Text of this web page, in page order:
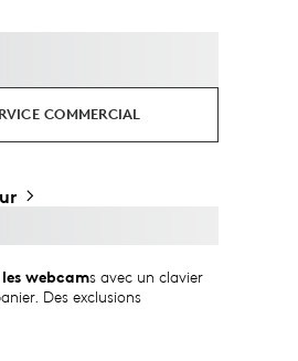
COMMERCIAL
webcams avec un clavier
Des exclusions